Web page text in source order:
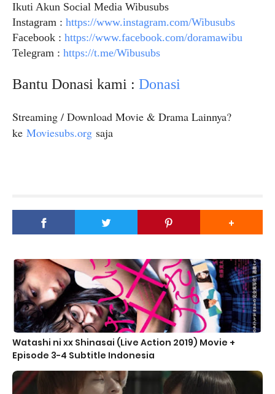
Ikuti Akun Social Media Wibusubs
Instagram : https://www.instagram.com/Wibusubs
Facebook : https://www.facebook.com/doramawibu
Telegram : https://t.me/Wibusubs
Bantu Donasi kami : Donasi
Streaming / Download Movie & Drama Lainnya?
ke Moviesubs.org saja
Watashi ni xx Shinasai (Live Action 2019) Movie +
Episode 3-4 Subtitle Indonesia